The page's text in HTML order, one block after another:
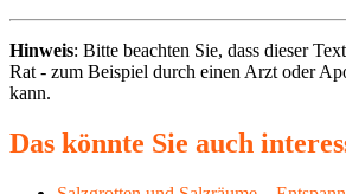
Hinweis: Bitte beachten Sie, dass dieser
Rat - zum Beispiel durch einen Arzt oder
kann.
Das könnte Sie auch